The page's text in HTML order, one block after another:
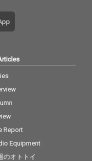
Report
Equipment
のオトトイ